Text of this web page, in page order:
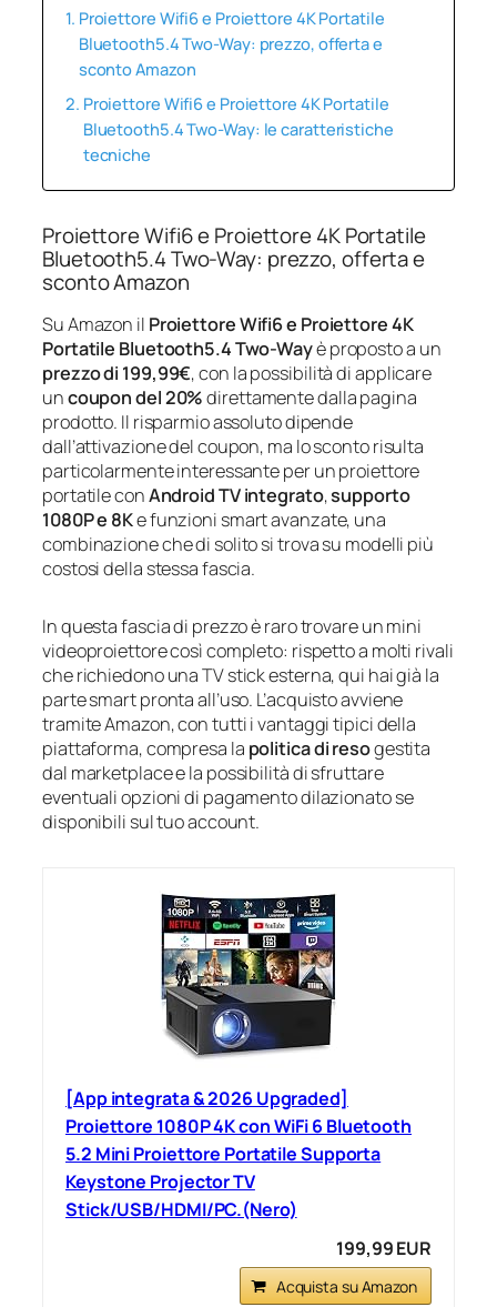
Proiettore Wifi6 e Proiettore 4K Portatile
Bluetooth5.4 Two-Way: prezzo, offerta e
sconto Amazon
Proiettore Wifi6 e Proiettore 4K Portatile
Bluetooth5.4 Two-Way: le caratteristiche
tecniche
Proiettore Wifi6 e Proiettore 4K Portatile
Bluetooth5.4 Two-Way: prezzo, offerta e
sconto Amazon
Su Amazon il Proiettore Wifi6 e Proiettore 4K
Portatile Bluetooth5.4 Two-Wayè proposto a un
prezzo di 199,99€, con la possibilità di applicare
uncoupon del 20%direttamente dalla pagina
prodotto. Il risparmio assoluto dipende
dall’attivazione del coupon, ma lo sconto risulta
particolarmente interessante per un proiettore
portatile conAndroid TV integrato,supporto
1080P e 8Ke funzioni smart avanzate, una
combinazione che di solito si trova su modelli più
costosi della stessa fascia.
In questa fascia di prezzo è raro trovare un mini
videoproiettore così completo: rispetto a molti rivali
che richiedono una TV stick esterna, qui hai già la
parte smart pronta all’uso. L’acquisto avviene
tramite Amazon, con tutti i vantaggi tipici della
piattaforma, compresa la politica di resogestita
dal marketplace e la possibilità di sfruttare
eventuali opzioni di pagamento dilazionato se
disponibili sul tuo account.
[App integrata & 2026 Upgraded]
Proiettore 1080P 4K con WiFi 6 Bluetooth
5.2 Mini Proiettore Portatile Supporta
Keystone Projector TV
Stick/USB/HDMI/PC.(Nero)
199,99 EUR
Acquista su Amazon